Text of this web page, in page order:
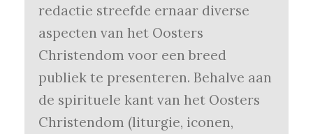
redactie streefde ernaar diverse
aspecten van het Oosters
Christendom voor een breed
publiek te presenteren. Behalve aan
de spirituele kant van het Oosters
Christendom (liturgie, iconen,